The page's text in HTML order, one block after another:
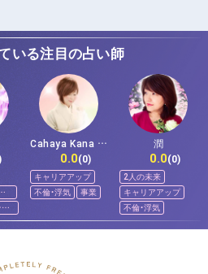
いる注目の占い師
友
Cahaya Kana チ
ャハヤ カナ
0.0(0)
キャリアアップ
不倫・浮気
事業
潤
0.0(0)
2人の未来
キャリアアップ
不倫・浮気